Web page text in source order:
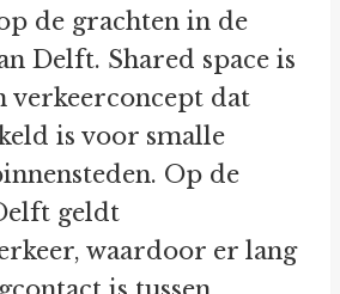
de grachten in de
Delft. Shared space is
verkeerconcept dat
is voor smalle
Op de
geldt
waardoor er lang